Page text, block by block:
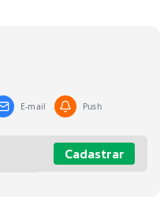
E-mail Push
Cadastrar